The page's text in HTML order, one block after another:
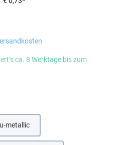
ca. 8 Werktage bis zum
nicht verfügbar.)
metallic